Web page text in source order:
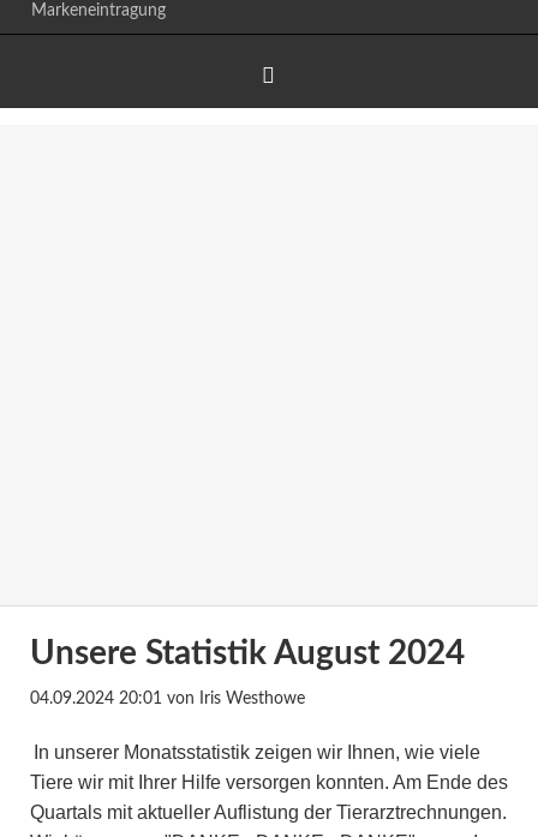
Markeneintragung
Unsere Statistik August 2024
04.09.2024 20:01von Iris Westhowe
In unserer Monatsstatistik zeigen wir Ihnen, wie viele
Tiere wir mit Ihrer Hilfe versorgen konnten. Am Ende des
Quartals mit aktueller Auflistung der Tierarztrechnungen.